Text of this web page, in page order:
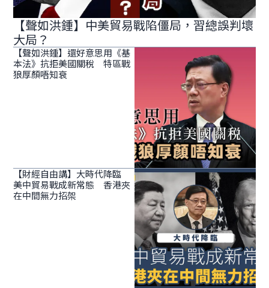
【聲如洪鍾】中美貿易戰陷僵局，習總誤判壞
大局？
【聲如洪鍾】還好意思用《基
本法》抗拒美國關稅 特區戰
狼厚顏唔知衰
【財經自由講】大時代降臨
美中貿易戰成新常態 香港夾
在中間無力招架